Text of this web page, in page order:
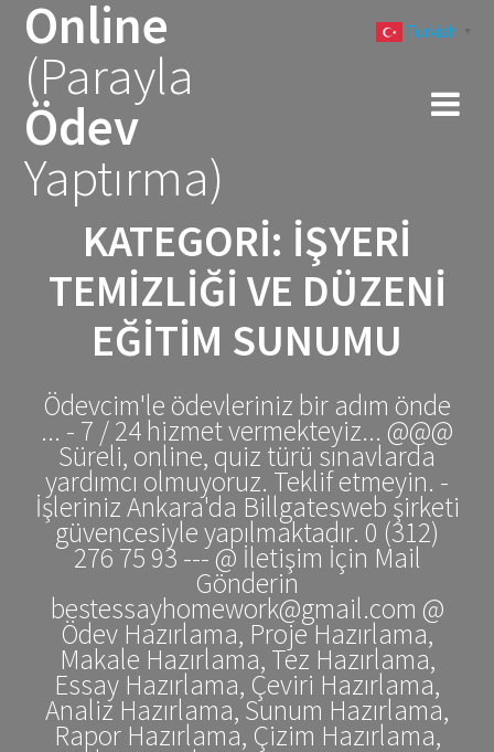
Online
(Parayla
Ödev
Yaptırma)
KATEGORI: İŞYERI
TEMIZLIĞI VE DÜZENI
EĞITIM SUNUMU
Ödevcim'le ödevleriniz bir adım önde
... - 7 / 24 hizmet vermekteyiz... @@@
Süreli, online, quiz türü sınavlarda
yardımcı olmuyoruz. Teklif etmeyin. -
İşleriniz Ankara'da Billgatesweb şirketi
güvencesiyle yapılmaktadır. 0 (312)
276 75 93 --- @ İletişim İçin Mail
Gönderin
bestessayhomework@gmail.com @
Ödev Hazırlama, Proje Hazırlama,
Makale Hazırlama, Tez Hazırlama,
Essay Hazırlama, Çeviri Hazırlama,
Analiz Hazırlama, Sunum Hazırlama,
Rapor Hazırlama, Çizim Hazırlama,
Turkish ▼